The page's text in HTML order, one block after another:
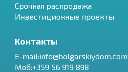
Срочная распродажа
Инвестиционные проекты
Контакты
E-mail:info@bolgarskiydom.com
Моб:+359 56 919 898